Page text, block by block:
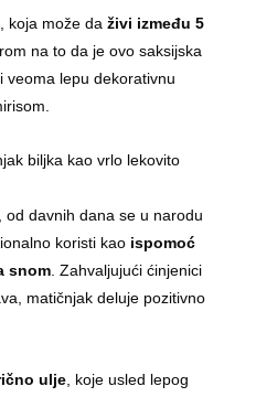
koja može da živi između 5
na to da je ovo saksijska
veoma lepu dekorativnu
biljka kao vrlo lekovito
od davnih dana se u narodu
koristi kao ispomoć
snom . Zahvaljujući ćinjenici
matičnjak deluje pozitivno
ulje , koje usled lepog